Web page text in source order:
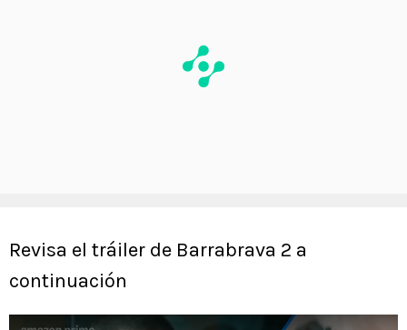
Revisa el tráiler de Barrabrava 2 a
continuación